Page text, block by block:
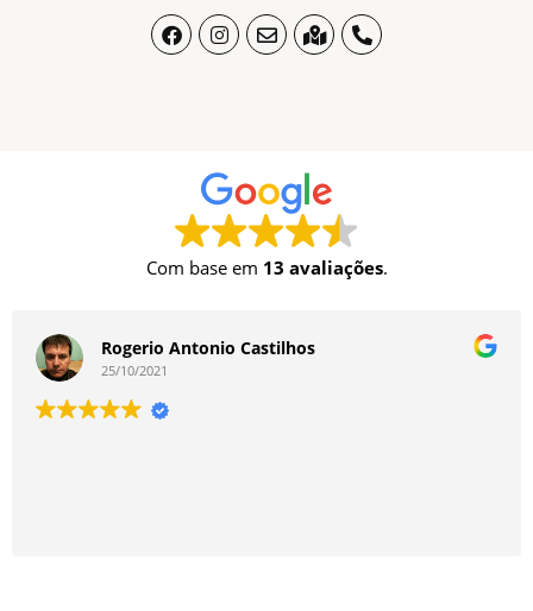
Com base em 13 avaliações.
Rogerio Antonio Castilhos
25/10/2021